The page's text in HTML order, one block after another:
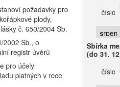
požadavky pro
plody,
č. 650/2004 Sb.
2002 Sb., o
registr úvěrů
pro účely
platných v roce
číslo
Sbírka
(do 31.
číslo